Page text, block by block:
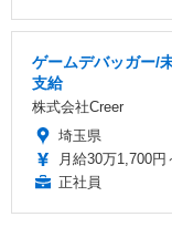
ゲームデバッガー/
支給
株式会社Creer
埼玉県
月給30万1,700円
正社員